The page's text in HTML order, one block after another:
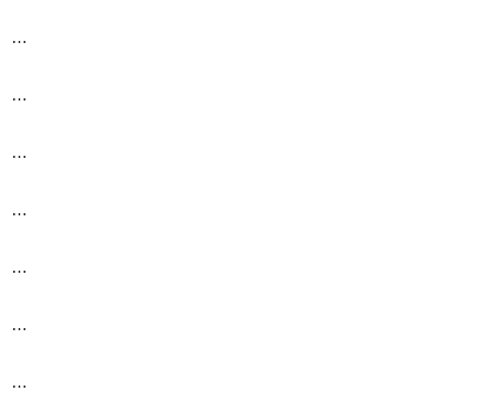
…
…
…
…
…
…
…